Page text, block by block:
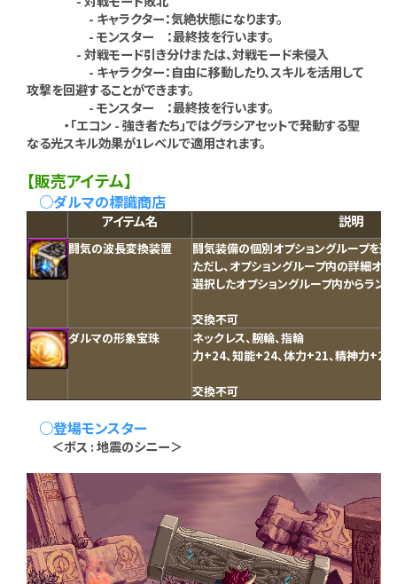
- キャラクター：気絶状態になります。
- モンスター ：最終技を行います。
- 対戦モード引き分けまたは、対戦モード未侵入
- キャラクター：自由に移動したり、スキルを活用して
攻撃を回避することができます。
- モンスター ：最終技を行います。
・「エコン - 強き者たち」ではグラシアセットで発動する聖
なる光スキル効果が1レベルで適用されます。
【販売アイテム】
○ダルマの標識商店
アイテム名 説明
闘気の波長変換装置
闘気装備の個別オプショングループを選
ただし、オプショングループ内の詳細オプ
選択したオプショングループ内からラン
交換不可
ダルマの形象宝珠
ネックレス、腕輪、指輪
力+24、知能+24、体力+21、精神力+21
交換不可
○登場モンスター
＜ボス : 地震のシニー＞